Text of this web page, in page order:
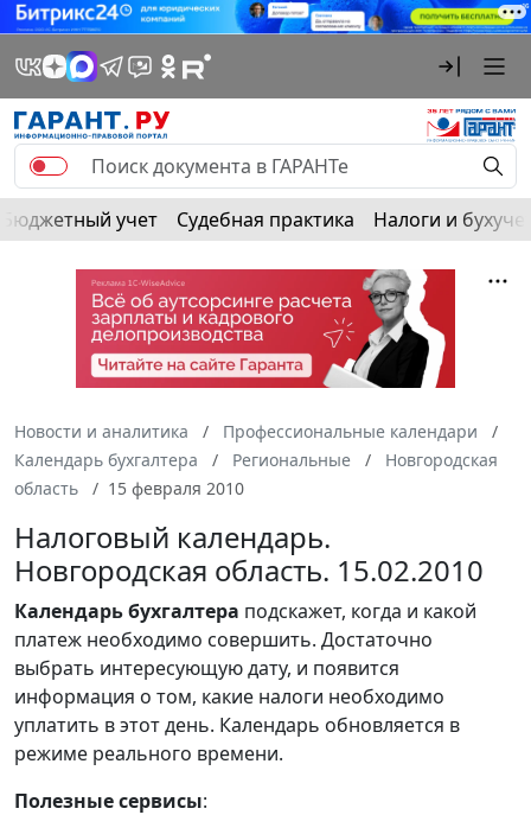
Бюджетный учет Судебная практика Налоги и
Новости и аналитика
Профессиональные календари
Календарь бухгалтера
Региональные
Новгородская
область
15 февраля 2010
Налоговый календарь.
Новгородская область. 15.02.2010
Календарьбухгалтера подскажет, когда и какой
платеж необходимо совершить. Достаточно
выбрать интересующую дату, и появится
информация о том, какие налоги необходимо
уплатить в этот день. Календарь обновляется в
режиме реального времени.
Полезные сервисы: